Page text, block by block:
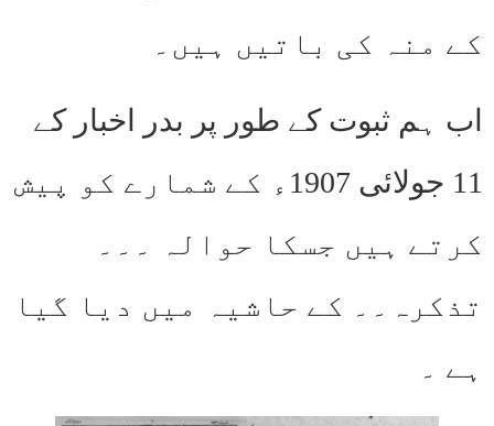
کے منہ کی باتیں ہیں۔
اب ہم ثبوت کے طور پر بدر اخبار کے
11 جولائی 1907ء کے شمارے کو پیش
کرتے ہیں جسکا حوالہ ۔۔۔
تذکرہ۔۔ کے حاشیہ میں دیا گیا
ہے ۔